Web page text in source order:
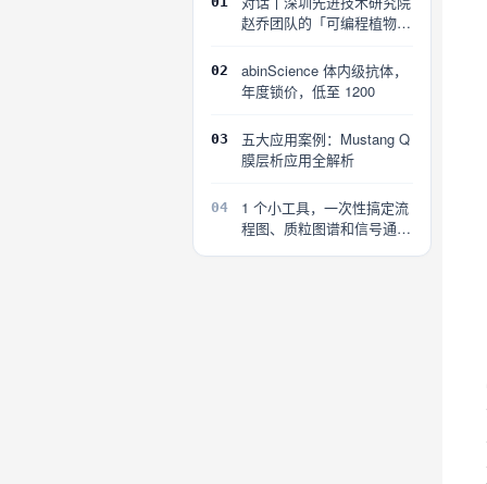
赵乔团队的「可编程植物」
02
abinScience 体内级抗体，
年度锁价，低至 1200
03
五大应用案例：Mustang Q
膜层析应用全解析
04
1 个小工具，一次性搞定流
程图、质粒图谱和信号通路